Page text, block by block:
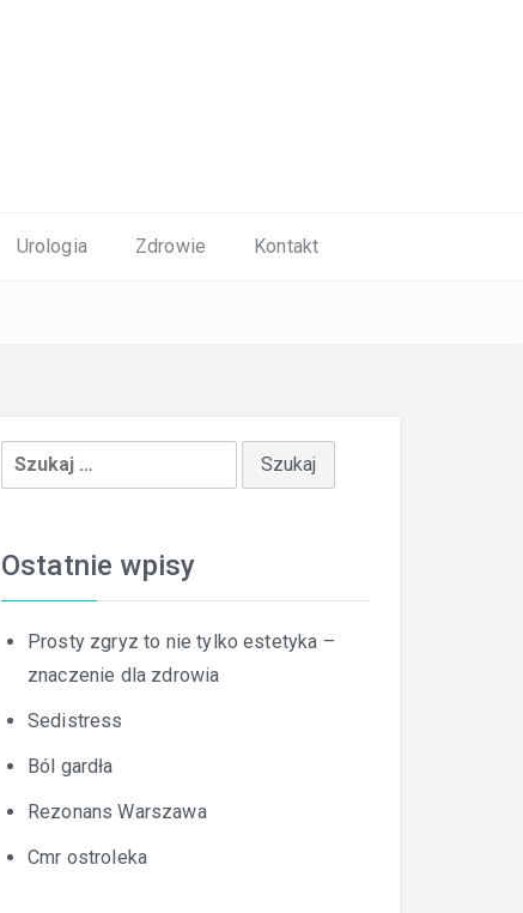
Urologia Zdrowie Kontakt
Szukaj:
Ostatnie wpisy
Prosty zgryz to nie tylko estetyka –
znaczenie dla zdrowia
Sedistress
Ból gardła
Rezonans Warszawa
Cmr ostroleka